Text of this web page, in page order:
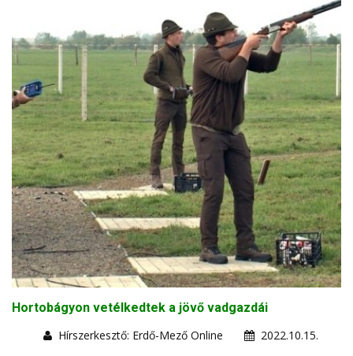
Hortobágyon vetélkedtek a jövő vadgazdái
Hírszerkesztő: Erdő-Mező Online
2022.10.15.